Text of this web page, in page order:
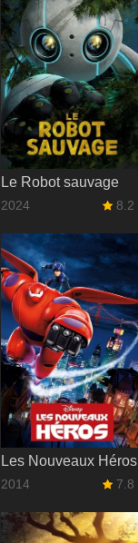
Le Robot sauvage
2024 8.2
Les Nouveaux Héros
2014 7.8